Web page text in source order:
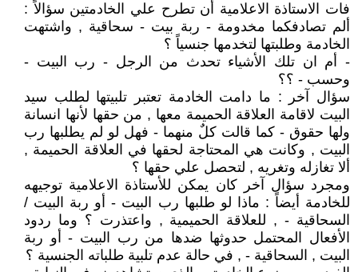
فات الاستاذة الاعلامية أن تطرح علي الخادمتين سؤالاً :
ألم تصادفكما مخدومة - ربة بيت - سحاقية , واشتهت
الخادمة وطلبتها لتخدمها جنسياً ؟
- أم ان تلك الأشياء تحدث من الرجل - رب البيت -
وحسب - ؟؟
سؤال آخر : ما دامت الخادمة تعتبر تلبيتها لطلب سيد
البيت لاقامة العلاقة الحميمة معها , من حقها لأنها انسانة
ولها حقوق - كما قالت كلٌ منهما - فهل لو لم يطلبها رب
البيت , وكانت هي المحتاجة لحقها في العلاقة الحميمة ,
ألا تغازله وتغريه , لتحصل علي حقها ؟
ومجرد سؤال آخر كان يمكن للأستاذة الاعلامية توجيهه
للخادمة أيضاً : ماذا لو طلبها رب البيت - أو ربة البيت /
السحاقية - , للعلاقة الحميمية , واعتذرت ؟ وما ردود
الأفعال المحتمل حدوثها ضدها من رب البيت - أو ربة
البيت , السحاقية - , في حالة عدم تلبية طلباته الجنسية ؟